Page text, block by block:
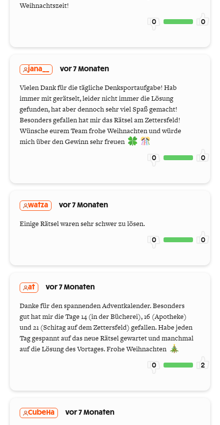
Weihnachtszeit!
0 0
jana__ vor 7 Monaten
Vielen Dank für die tägliche Denksportaufgabe! Hab
immer mit gerätselt, leider nicht immer die Lösung
gefunden, hat aber dennoch sehr viel Spaß gemacht!
Besonders gefallen hat mir das Rätsel am Zettersfeld!
Wünsche eurem Team frohe Weihnachten und würde
mich über den Gewinn sehr freuen
0 0
watza vor 7 Monaten
Einige Rätsel waren sehr schwer zu lösen.
0 0
at vor 7 Monaten
Danke für den spannenden Adventkalender. Besonders
gut hat mir die Tage 14 (in der Bücherei), 16 (Apotheke)
und 21 (Schitag auf dem Zettersfeld) gefallen. Habe jeden
Tag gespannt auf das neue Rätsel gewartet und manchmal
auf die Lösung des Vortages. Frohe Weihnachten
0 2
CubeHa vor 7 Monaten